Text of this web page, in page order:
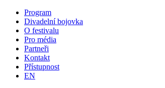
Program
Divadelní bojovka
O festivalu
Pro média
Partneři
Kontakt
Přístupnost
EN